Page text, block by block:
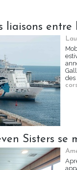
liaisons entre
des
Sisters se